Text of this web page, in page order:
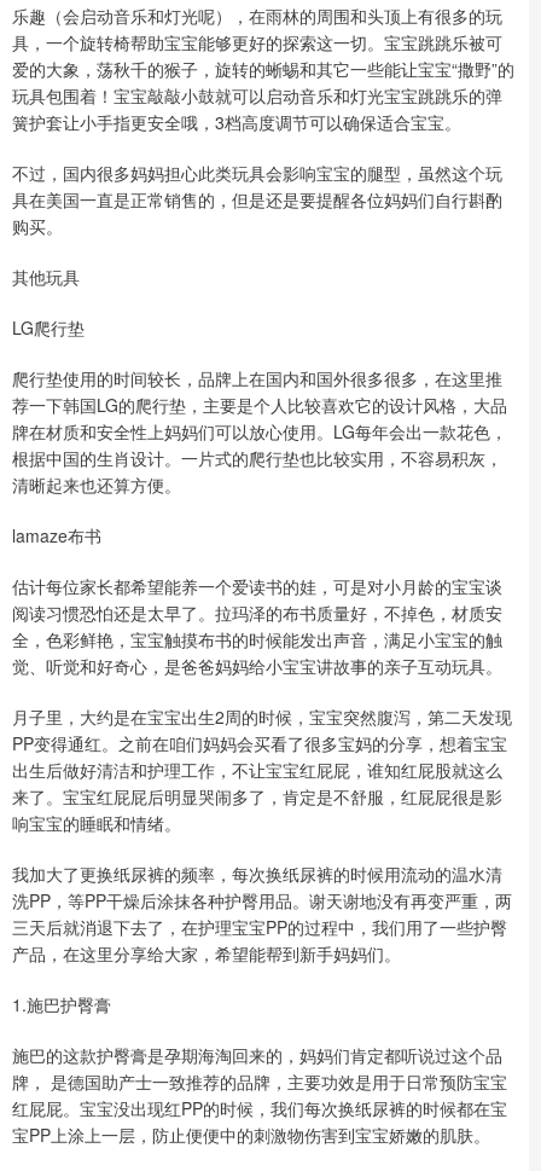
乐趣（会启动音乐和灯光呢），在雨林的周围和头顶上有很多的玩
具，一个旋转椅帮助宝宝能够更好的探索这一切。宝宝跳跳乐被可
爱的大象，荡秋千的猴子，旋转的蜥蜴和其它一些能让宝宝“撒野”的
玩具包围着！宝宝敲敲小鼓就可以启动音乐和灯光宝宝跳跳乐的弹
簧护套让小手指更安全哦，3档高度调节可以确保适合宝宝。
不过，国内很多妈妈担心此类玩具会影响宝宝的腿型，虽然这个玩
具在美国一直是正常销售的，但是还是要提醒各位妈妈们自行斟酌
购买。
其他玩具
LG爬行垫
爬行垫使用的时间较长，品牌上在国内和国外很多很多，在这里推
荐一下韩国LG的爬行垫，主要是个人比较喜欢它的设计风格，大品
牌在材质和安全性上妈妈们可以放心使用。LG每年会出一款花色，
根据中国的生肖设计。一片式的爬行垫也比较实用，不容易积灰，
清晰起来也还算方便。
lamaze布书
估计每位家长都希望能养一个爱读书的娃，可是对小月龄的宝宝谈
阅读习惯恐怕还是太早了。拉玛泽的布书质量好，不掉色，材质安
全，色彩鲜艳，宝宝触摸布书的时候能发出声音，满足小宝宝的触
觉、听觉和好奇心，是爸爸妈妈给小宝宝讲故事的亲子互动玩具。
月子里，大约是在宝宝出生2周的时候，宝宝突然腹泻，第二天发现
PP变得通红。之前在咱们妈妈会买看了很多宝妈的分享，想着宝宝
出生后做好清洁和护理工作，不让宝宝红屁屁，谁知红屁股就这么
来了。宝宝红屁屁后明显哭闹多了，肯定是不舒服，红屁屁很是影
响宝宝的睡眠和情绪。
我加大了更换纸尿裤的频率，每次换纸尿裤的时候用流动的温水清
洗PP，等PP干燥后涂抹各种护臀用品。谢天谢地没有再变严重，两
三天后就消退下去了，在护理宝宝PP的过程中，我们用了一些护臀
产品，在这里分享给大家，希望能帮到新手妈妈们。
1.施巴护臀膏
施巴的这款护臀膏是孕期海淘回来的，妈妈们肯定都听说过这个品
牌， 是德国助产士一致推荐的品牌，主要功效是用于日常预防宝宝
红屁屁。宝宝没出现红PP的时候，我们每次换纸尿裤的时候都在宝
宝PP上涂上一层，防止便便中的刺激物伤害到宝宝娇嫩的肌肤。